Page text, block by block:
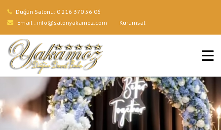
Düğün Salonu: 0 216 370 56 06
Email : info@salonyakamoz.com Kurumsal
ANA SAYFA
HIZMETLERIMIZ
MENÜLER
GALERI